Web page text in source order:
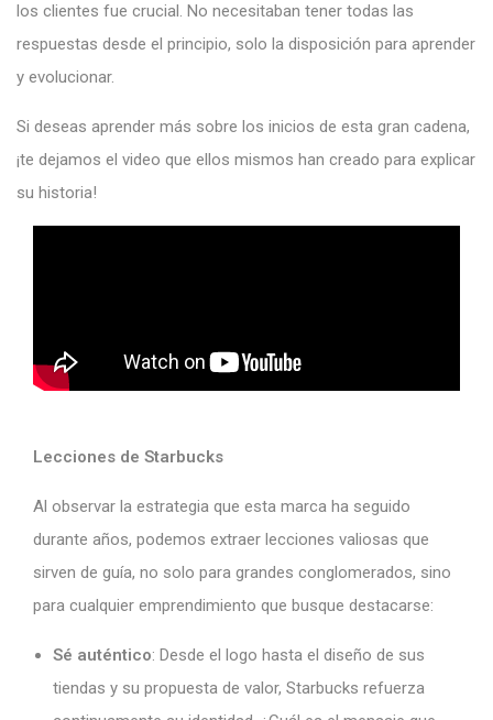
los clientes fue crucial. No necesitaban tener todas las
respuestas desde el principio, solo la disposición para aprender
y evolucionar.
Si deseas aprender más sobre los inicios de esta gran cadena,
¡te dejamos el video que ellos mismos han creado para explicar
su historia!
Lecciones de Starbucks
Al observar la estrategia que esta marca ha seguido
durante años, podemos extraer lecciones valiosas que
sirven de guía, no solo para grandes conglomerados, sino
para cualquier emprendimiento que busque destacarse:
Sé auténtico: Desde el logo hasta el diseño de sus
tiendas y su propuesta de valor, Starbucks refuerza